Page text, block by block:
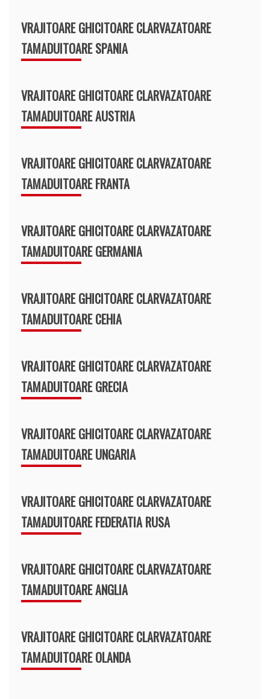
VRAJITOARE GHICITOARE CLARVAZATOARE
TAMADUITOARE SPANIA
VRAJITOARE GHICITOARE CLARVAZATOARE
TAMADUITOARE AUSTRIA
VRAJITOARE GHICITOARE CLARVAZATOARE
TAMADUITOARE FRANTA
VRAJITOARE GHICITOARE CLARVAZATOARE
TAMADUITOARE GERMANIA
VRAJITOARE GHICITOARE CLARVAZATOARE
TAMADUITOARE CEHIA
VRAJITOARE GHICITOARE CLARVAZATOARE
TAMADUITOARE GRECIA
VRAJITOARE GHICITOARE CLARVAZATOARE
TAMADUITOARE UNGARIA
VRAJITOARE GHICITOARE CLARVAZATOARE
TAMADUITOARE FEDERATIA RUSA
VRAJITOARE GHICITOARE CLARVAZATOARE
TAMADUITOARE ANGLIA
VRAJITOARE GHICITOARE CLARVAZATOARE
TAMADUITOARE OLANDA